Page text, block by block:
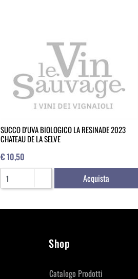
SUCCO D'UVA BIOLOGICO LA RESINADE 2023
CHATEAU DE LA SELVE
€ 10,50
Quantità
Acquista
Shop
Catalogo Prodotti